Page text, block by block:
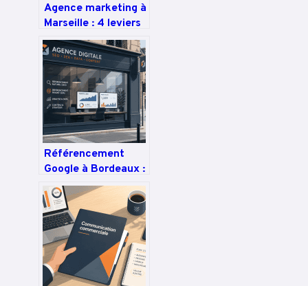
Agence marketing à
Marseille : 4 leviers
pour dominer votre
marché local et
booster votre ROI
Référencement
Google à Bordeaux :
75 % des clics se
concentrent sur le
podium local